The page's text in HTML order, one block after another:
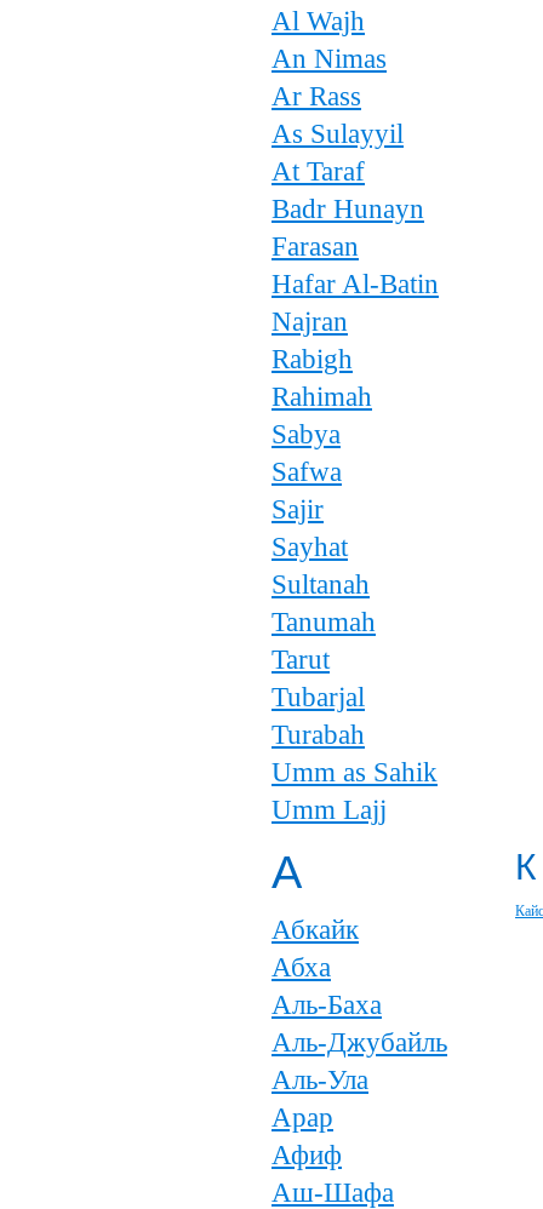
Al Wajh
An Nimas
Ar Rass
As Sulayyil
At Taraf
Badr Hunayn
Farasan
Hafar Al-Batin
Najran
Rabigh
Rahimah
Sabya
Safwa
Sajir
Sayhat
Sultanah
Tanumah
Tarut
Tubarjal
Turabah
Umm as Sahik
Umm Lajj
А
Абкайк
Абха
Аль-Баха
Аль-Джубайль
Аль-Ула
Арар
Афиф
Аш-Шафа
К